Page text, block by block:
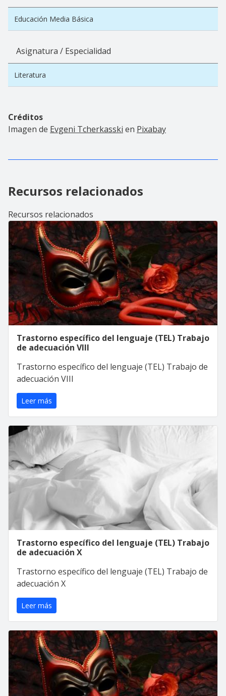
Educación Media Básica
Asignatura / Especialidad
Literatura
Créditos
Imagen de Evgeni Tcherkasski en Pixabay
Recursos relacionados
Recursos relacionados
Trastorno específico del lenguaje (TEL) Trabajo
de adecuación VIII
Trastorno específico del lenguaje (TEL) Trabajo de
adecuación VIII
Leer más
Trastorno específico del lenguaje (TEL) Trabajo
de adecuación X
Trastorno específico del lenguaje (TEL) Trabajo de
adecuación X
Leer más